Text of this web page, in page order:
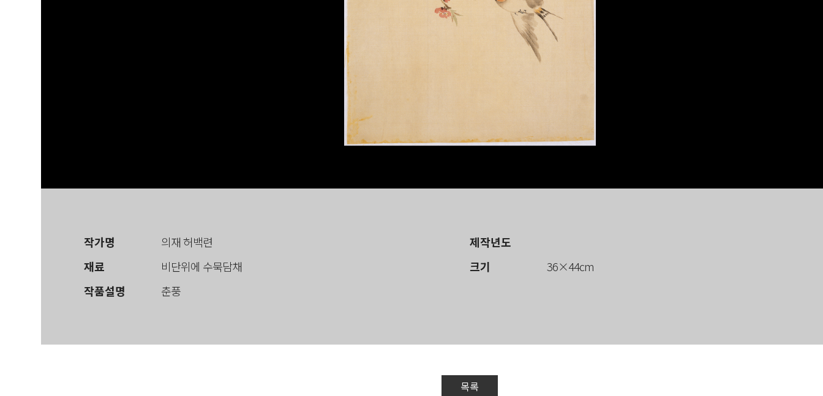
작가명 의재 허백련
제작년도
재료
비단위에 수묵담채 크기
36×44cm
작품설명
춘풍
목록